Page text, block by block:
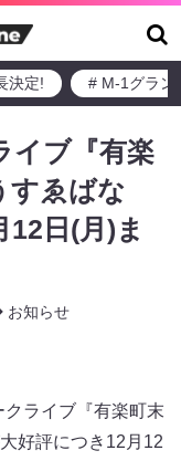
決定! # M-1グラン
イブ『有楽
すゑばな
日(月)ま
お知らせ
ライブ『有楽町末
好評につき12月12